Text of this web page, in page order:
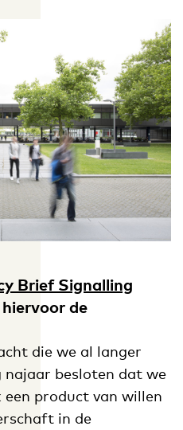
Brief Signalling
de
die we al langer
najaar besloten dat we
product van willen
in de